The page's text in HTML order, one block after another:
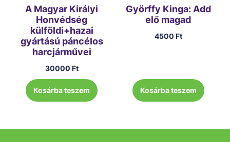
A Magyar Királyi
Honvédség
külföldi+hazai
gyártású páncélos
harcjárművei
30000 Ft
Kosárba teszem
Györffy Kinga: Add
elő magad
4500 Ft
Kosárba teszem